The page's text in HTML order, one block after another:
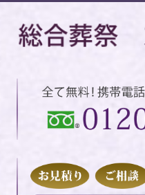
葬儀プラン
火葬プラン
一般葬プラン